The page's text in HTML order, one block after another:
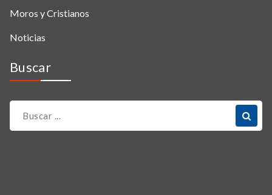
Moros y Cristianos
Noticias
Buscar